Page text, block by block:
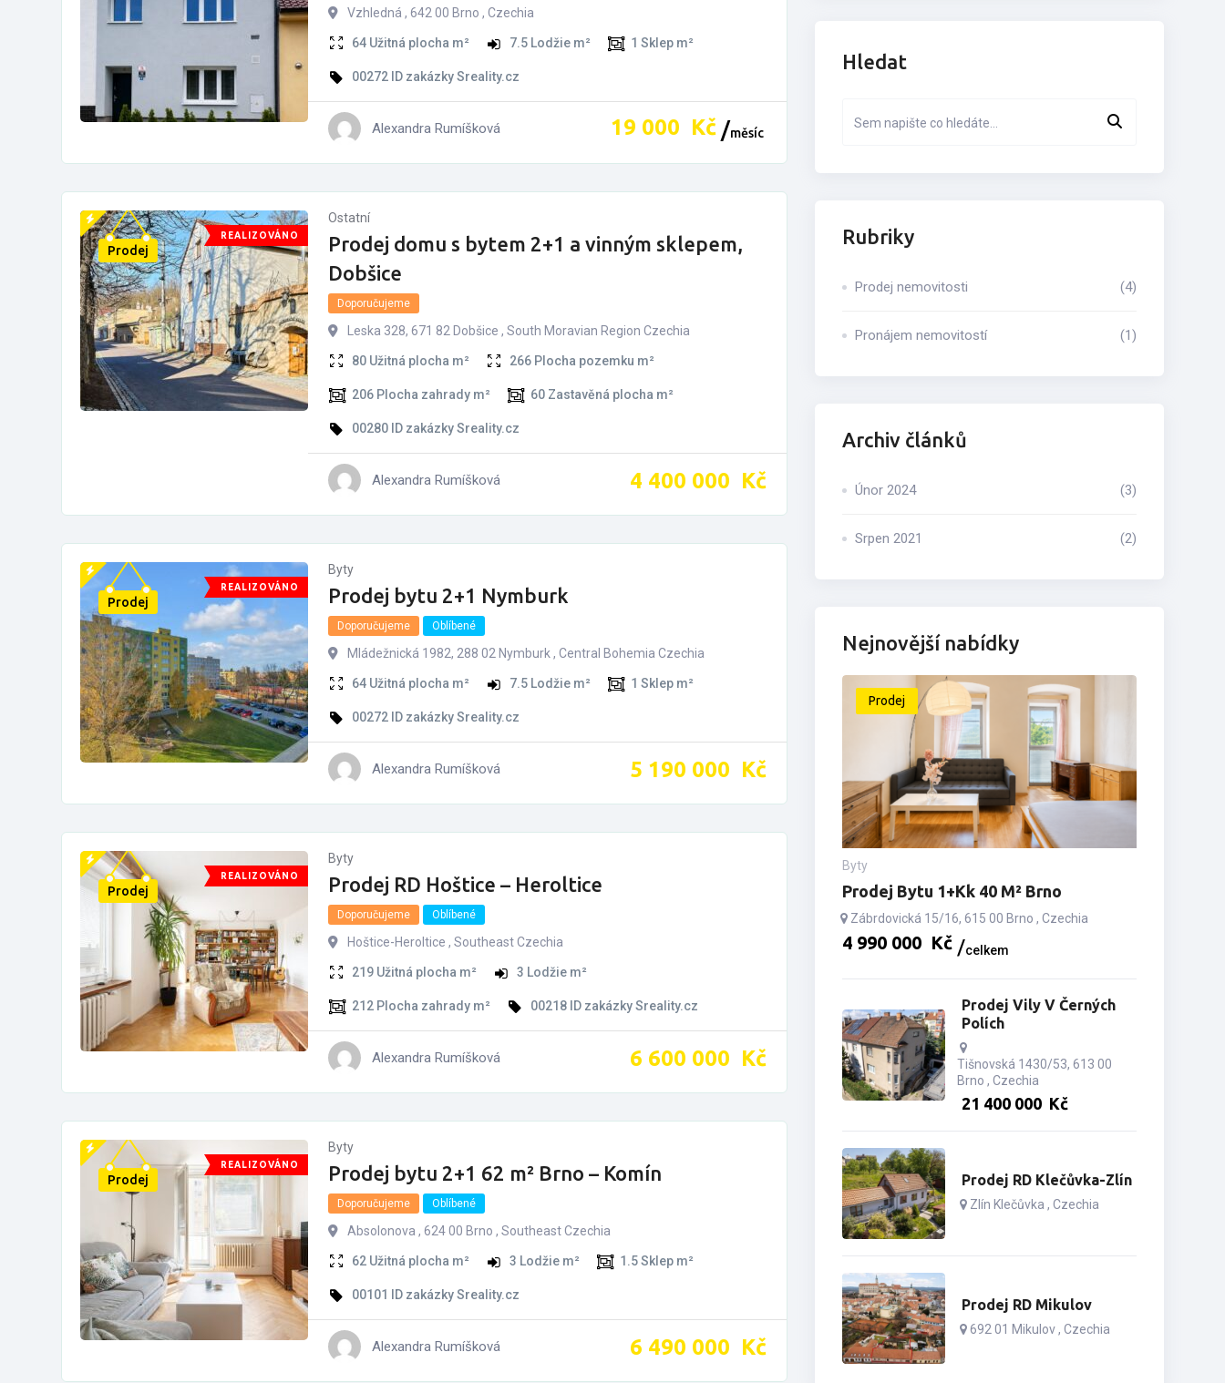
Vzhledná , 642 00 Brno , Czechia
64 Užitná plocha m² 7.5 Lodžie m² 1 Sklep m²
00272 ID zakázky Sreality.cz
Alexandra Rumíšková 19­ ­­000­ ­­ Kč měsíc
REALIZOVÁNO
Prodej
Ostatní
Prodej domu s bytem 2+1 a vinným sklepem,
Dobšice
Doporučujeme
Leska 328, 671 82 Dobšice , South Moravian Region Czechia
80 Užitná plocha m² 266 Plocha pozemku m²
206 Plocha zahrady m² 60 Zastavěná plocha m²
00280 ID zakázky Sreality.cz
Alexandra Rumíšková 4­ ­­400­ ­­000­ ­­ Kč
REALIZOVÁNO
Prodej
Byty
Prodej bytu 2+1 Nymburk
Doporučujeme Oblíbené
Mládežnická 1982, 288 02 Nymburk , Central Bohemia Czechia
64 Užitná plocha m² 7.5 Lodžie m² 1 Sklep m²
00272 ID zakázky Sreality.cz
Alexandra Rumíšková 5­ ­­190­ ­­000­ ­­ Kč
REALIZOVÁNO
Prodej
Byty
Prodej RD Hoštice – Heroltice
Doporučujeme Oblíbené
Hoštice-Heroltice , Southeast Czechia
219 Užitná plocha m² 3 Lodžie m²
212 Plocha zahrady m² 00218 ID zakázky Sreality.cz
Alexandra Rumíšková 6­ ­­600­ ­­000­ ­­ Kč
REALIZOVÁNO
Prodej
Byty
Prodej bytu 2+1 62 m² Brno – Komín
Doporučujeme Oblíbené
Absolonova , 624 00 Brno , Southeast Czechia
62 Užitná plocha m² 3 Lodžie m² 1.5Sklep m²
00101 ID zakázky Sreality.cz
Alexandra Rumíšková 6­ ­­490­ ­­000­ ­­ Kč
Hledat
Rubriky
Prodej nemovitosti (4)
Pronájem nemovitostí (1)
Archiv článků
Únor 2024 (3)
Srpen 2021 (2)
Nejnovější nabídky
Prodej
Byty
Prodej Bytu 1+kk 40 M² Brno
Zábrdovická 15/16, 615 00 Brno , Czechia
4­ ­­990­ ­­000­ ­­ Kč celkem
Prodej Vily V Černých
Polích
Tišnovská 1430/53, 613 00
Brno , Czechia
21­ ­­400­ ­­000­ ­­ Kč
Prodej RD Klečůvka-Zlín
Zlín Klečůvka , Czechia
Prodej RD Mikulov
692 01 Mikulov , Czechia